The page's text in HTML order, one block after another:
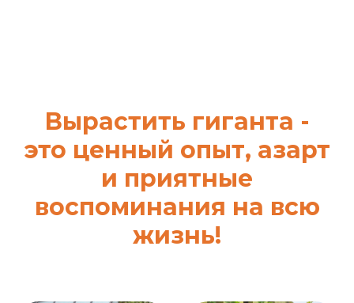
Вырастить гиганта -
это ценный опыт, азарт
и приятные
воспоминания на всю
жизнь!